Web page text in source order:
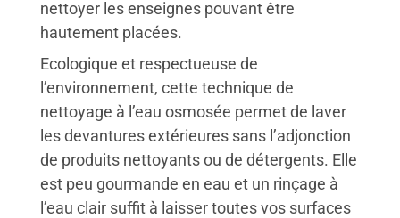
nettoyer les enseignes pouvant être
hautement placées.
Ecologique et respectueuse de
l’environnement, cette technique de
nettoyage à l’eau osmosée permet de laver
les devantures extérieures sans l’adjonction
de produits nettoyants ou de détergents. Elle
est peu gourmande en eau et un rinçage à
l’eau clair suffit à laisser toutes vos surfaces